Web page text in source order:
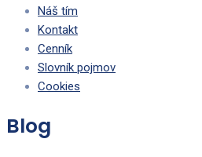
Náš tím
Kontakt
Cenník
Slovník pojmov
Cookies
Blog